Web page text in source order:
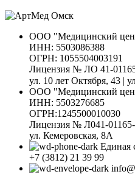
ООО "Медицинский
ИНН: 5503086388
ОГРН: 1055504003191
Лицензия № ЛО 41-
ул. 10 лет Октября, 43 |
ООО "Медицинский
ИНН: 5503276685
ОГРН:1245500010030
Лицензия № Л041-01165-
ул. Кемеровская, 8А
Единая
+7 (3812) 21 39 99